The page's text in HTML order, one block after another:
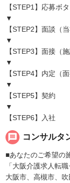
【STEP1】応募ボ
▼
【STEP2】面談（
▼
【STEP3】面接（
▼
【STEP4】内定（
▼
【STEP5】契約
▼
【STEP6】入社
message コンサルタ
■あなたのご希望の
「大阪介護求人転
大阪市、高槻市、